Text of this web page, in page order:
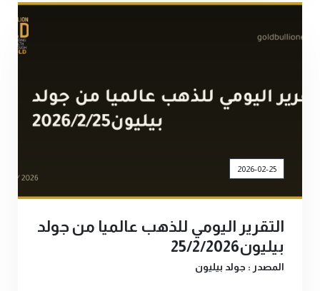
2026-02-25
التقرير اليومي للذهب عالميا من جولد
بيليون25/2/2026
المصدر : جولد بيليون